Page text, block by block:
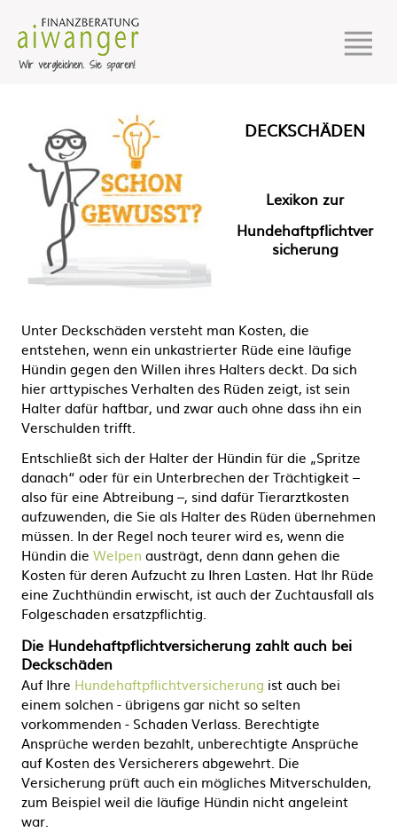
DECKSCHÄDEN
Lexikon zur
Hundehaftpflichtver
sicherung
Unter Deckschäden versteht man Kosten, die
entstehen, wenn ein unkastrierter Rüde eine läufige
Hündin gegen den Willen ihres Halters deckt. Da sich
hier arttypisches Verhalten des Rüden zeigt, ist sein
Halter dafür haftbar, und zwar auch ohne dass ihn ein
Verschulden trifft.
Entschließt sich der Halter der Hündin für die „Spritze
danach“ oder für ein Unterbrechen der Trächtigkeit –
also für eine Abtreibung –, sind dafür Tierarztkosten
aufzuwenden, die Sie als Halter des Rüden übernehmen
müssen. In der Regel noch teurer wird es, wenn die
Hündin die Welpen austrägt, denn dann gehen die
Kosten für deren Aufzucht zu Ihren Lasten. Hat Ihr Rüde
eine Zuchthündin erwischt, ist auch der Zuchtausfall als
Folgeschaden ersatzpflichtig.
Die Hundehaftpflichtversicherung zahlt auch bei
Deckschäden
Auf Ihre Hundehaftpflichtversicherung ist auch bei
einem solchen - übrigens gar nicht so selten
vorkommenden - Schaden Verlass. Berechtigte
Ansprüche werden bezahlt, unberechtigte Ansprüche
auf Kosten des Versicherers abgewehrt. Die
Versicherung prüft auch ein mögliches Mitverschulden,
zum Beispiel weil die läufige Hündin nicht angeleint
war.